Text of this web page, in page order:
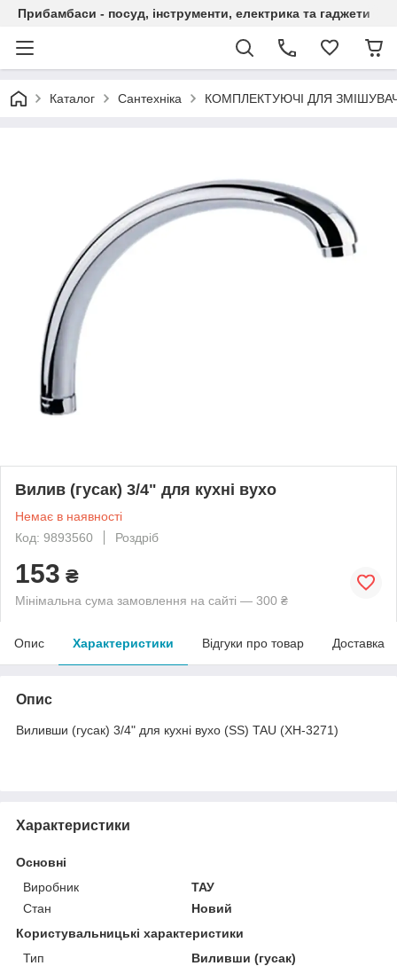
Прибамбаси - посуд, інструменти, електрика та гаджети
Каталог Сантехніка КОМПЛЕКТУЮЧІ ДЛЯ
Вилив (гусак) 3/4" для кухні вухо
Немає в наявності
Код: 9893560
Роздріб
153 ₴
Мінімальна сума замовлення на сайті — 300 ₴
Опис Характеристики Відгуки про товар Доставка
Опис
Виливши (гусак) 3/4" для кухні вухо (SS) TAU (XH-3271)
Характеристики
Основні
Виробник
ТАУ
Стан
Новий
Користувальницькі характеристики
Тип
Виливши (гусак)